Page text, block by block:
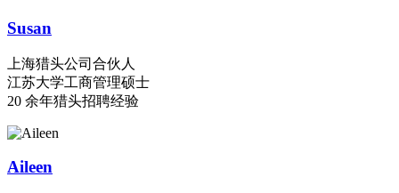
Susan
上海猎头公司合伙人
江苏大学工商管理硕士
20 余年猎头招聘经验
Aileen